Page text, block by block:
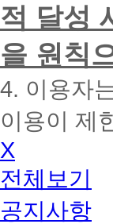
니
다.
적 달성
을 원칙
4. 이용자
이용이 제
X
전체보기
공지사항